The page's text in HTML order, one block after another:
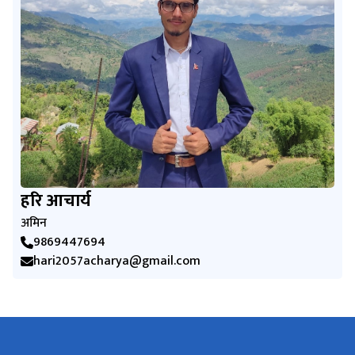
हरि आचार्य
अमिन
9869447694
hari2057acharya@gmail.com